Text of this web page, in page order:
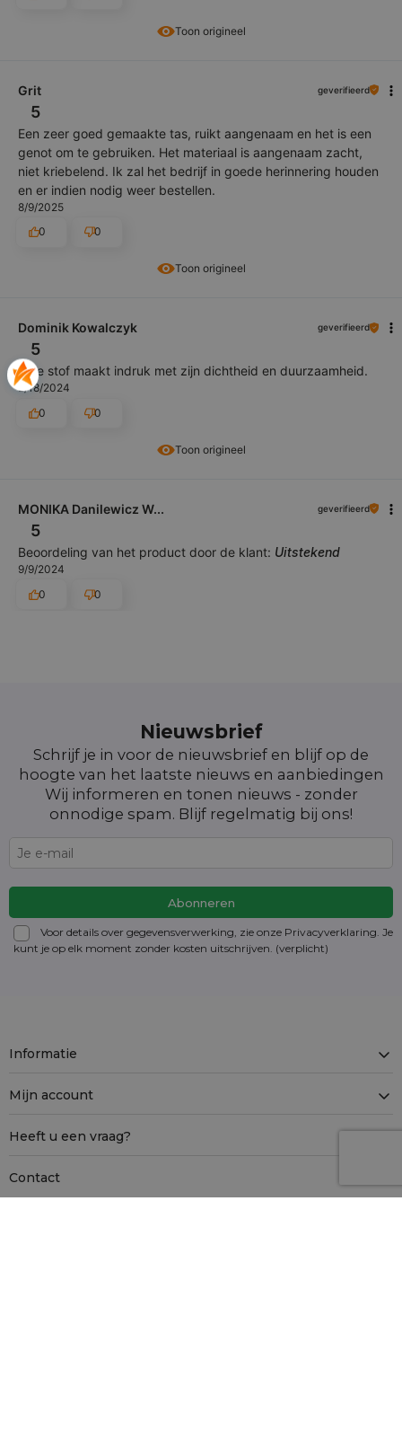
Toon origineel
Toon origineel
Grit geverifieerd
5
Een zeer goed gemaakte tas, ruikt aangenaam en het is een
genot om te gebruiken. Het materiaal is aangenaam zacht,
niet kriebelend. Ik zal het bedrijf in goede herinnering houden
en er indien nodig weer bestellen.
8/9/2025
0
0
Toon origineel
Dominik Kowalczyk geverifieerd
5
Jute stof maakt indruk met zijn dichtheid en duurzaamheid.
2/18/2024
0
0
MONIKA Danilewicz W... geverifieerd
5
Beoordeling van het product door de klant: Uitstekend
9/9/2024
0
0
Nieuwsbrief
Schrijf je in voor de nieuwsbrief en blijf op de
hoogte van het laatste nieuws en aanbiedingen
Wij informeren en tonen nieuws - zonder
onnodige spam. Blijf regelmatig bij ons!
Voor details over gegevensverwerking, zie onze Privacyverklaring. Je
kunt je op elk moment zonder kosten uitschrijven . (verplicht)
Informatie
Mijn account
Heeft u een vraag?
Contact